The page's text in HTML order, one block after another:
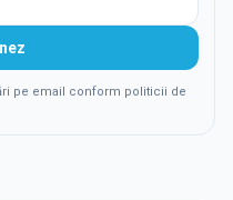
pe email conform politicii de